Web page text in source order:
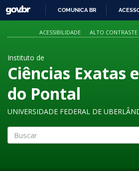
PARA
O
GOVBR
COMUNICA BR
ACESSIBILIDADE ALTO CONTRASTE
Instituto de
Ciências Exatas
do Pontal
UNIVERSIDADE FEDERAL DE